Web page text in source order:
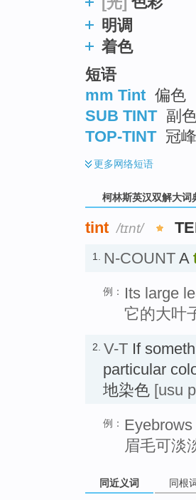
明调
着色
短语
mm Tint 偏色
SUB TINT 副
TOP-TINT 冠峰
更多网络短语
柯林斯英汉双解大词
tint /tɪnt/
1. N-COUNT A
例：
Its large
它的大叶
2. V-T If
particular
地染色 [usu
例：
眉毛可淡
同近义词 同根